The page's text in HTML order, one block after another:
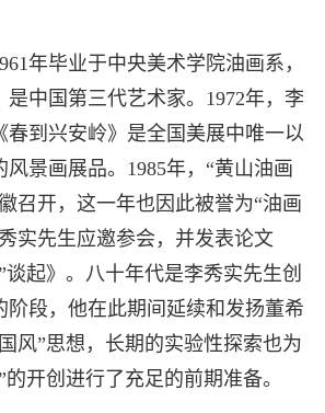
年毕业于中央美术学院油画系，
是中国第三代艺术家。1972年，李
春到兴安岭》是全国美展中唯一以
风景画展品。1985年，“黄山油画
召开，这一年也因此被誉为“油画
实先生应邀参会，并发表论文
谈起》。八十年代是李秀实先生创
阶段，他在此期间延续和发扬董希
风”思想，长期的实验性探索也为
开创进行了充足的前期准备。